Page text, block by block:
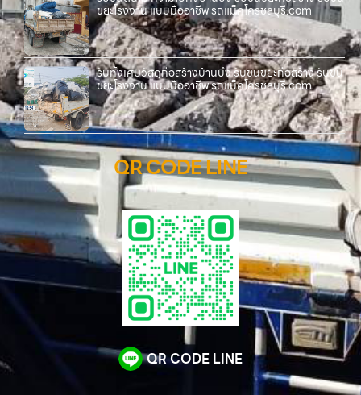
ขยะโรงงาน แบบมืออาชีพ รถแม็คโครชลบุรี.com
รับทิ้งเศษวัสดุก่อสร้างบ้านบึง รับขนขยะก่อสร้าง รับขน
ขยะโรงงาน แบบมืออาชีพ รถแม็คโครชลบุรี.com
QR CODE LINE
QR CODE LINE